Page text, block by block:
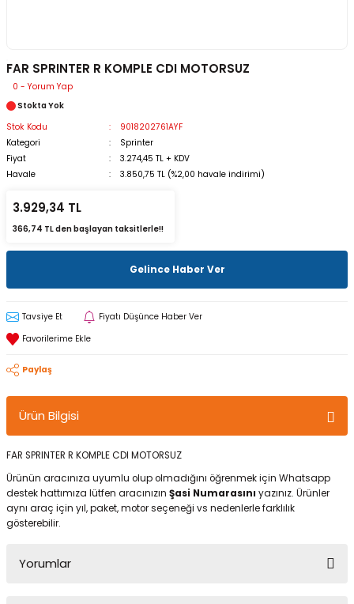
FAR SPRINTER R KOMPLE CDI MOTORSUZ
0 - Yorum Yap
Stokta Yok
Stok Kodu
9018202761AYF
Kategori
Sprinter
Fiyat
3.274,45 TL + KDV
Havale
3.850,75 TL (%2,00 havale indirimi)
3.929,34 TL
366,74 TL den başlayan taksitlerle!!
Gelince Haber Ver
Tavsiye Et Fiyatı Düşünce Haber Ver
Paylaş
Ürün Bilgisi
FAR SPRINTER R KOMPLE CDI MOTORSUZ
Ürünün aracınıza uyumlu olup olmadığını öğrenmek için Whatsapp
destek hattımıza lütfen aracınızın Şasi Numarasını yazınız. Ürünler
aynı araç için yıl, paket, motor seçeneği vs nedenlerle farklılık
gösterebilir.
Yorumlar